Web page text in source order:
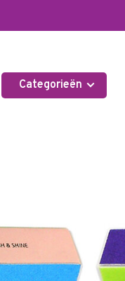
Categorieën